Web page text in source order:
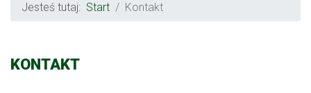
Jesteś tutaj: Start Kontakt
KONTAKT